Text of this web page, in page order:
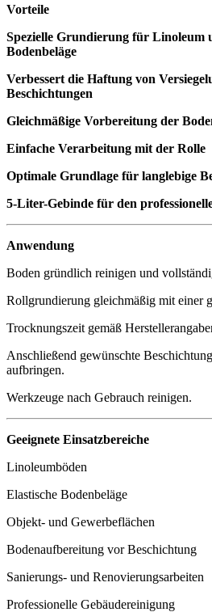
Vorteile
Spezielle Grundierung für Linoleum
Bodenbeläge
Verbessert die Haftung von
Beschichtungen
Gleichmäßige Vorbereitung der
Einfache Verarbeitung mit der Rolle
Optimale Grundlage für langlebige
5-Liter-Gebinde für den
Anwendung
Boden gründlich reinigen und
Rollgrundierung gleichmäßig mit einer
Trocknungszeit gemäß
Anschließend gewünschte
aufbringen.
Werkzeuge nach Gebrauch reinigen.
Geeignete Einsatzbereiche
Linoleumböden
Elastische Bodenbeläge
Objekt- und Gewerbeflächen
Bodenaufbereitung vor Beschichtung
Sanierungs- und Renovierungsarbeiten
Professionelle Gebäudereinigung